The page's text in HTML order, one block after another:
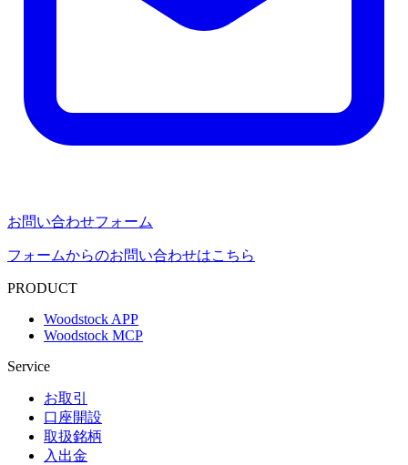
お問い合わせフォーム
フォームからのお問い合わせはこちら
PRODUCT
Woodstock APP
Woodstock MCP
Service
お取引
口座開設
取扱銘柄
入出金